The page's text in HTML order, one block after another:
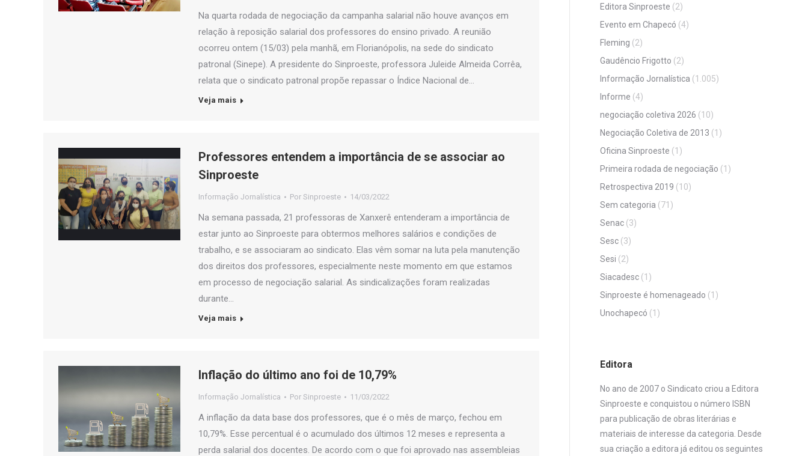
Na quarta rodada de negociação da campanha salarial não houve avanços em
relação à reposição salarial dos professores do ensino privado. A reunião
ocorreu ontem (15/03) pela manhã, em Florianópolis, na sede do sindicato
patronal (Sinepe). A presidente do Sinproeste, professora Juleide Almeida Corrêa,
relata que o sindicato patronal propõe repassar o Índice Nacional de…
Veja mais
Professores entendem a importância de se associar ao
Sinproeste
Informação Jornalística Por Sinproeste 14/03/2022
Na semana passada, 21 professoras de Xanxerê entenderam a importância de
estar junto ao Sinproeste para obtermos melhores salários e condições de
trabalho, e se associaram ao sindicato. Elas vêm somar na luta pela manutenção
dos direitos dos professores, especialmente neste momento em que estamos
em processo de negociação salarial. As sindicalizações foram realizadas
durante…
Veja mais
Inflação do último ano foi de 10,79%
Informação Jornalística Por Sinproeste 11/03/2022
A inflação da data base dos professores, que é o mês de março, fechou em
10,79%. Esse percentual é o acumulado dos últimos 12 meses e representa a
perda salarial dos docentes. De acordo com o que foi aprovado nas assembleias
Editora Sinproeste (2)
Evento em Chapecó (4)
Fleming (2)
Gaudêncio Frigotto (2)
Informação Jornalística (1.005)
Informe (4)
negociação coletiva 2026 (10)
Negociação Coletiva de 2013 (1)
Oficina Sinproeste (1)
Primeira rodada de negociação (1)
Retrospectiva 2019 (10)
Sem categoria (71)
Senac (3)
Sesc (3)
Sesi (2)
Siacadesc (1)
Sinproeste é homenageado (1)
Unochapecó (1)
Editora
No ano de 2007 o Sindicato criou a Editora
Sinproeste e conquistou o número ISBN
para publicação de obras literárias e
materiais de interesse da categoria. Desde
sua criação a editora já editou os seguintes